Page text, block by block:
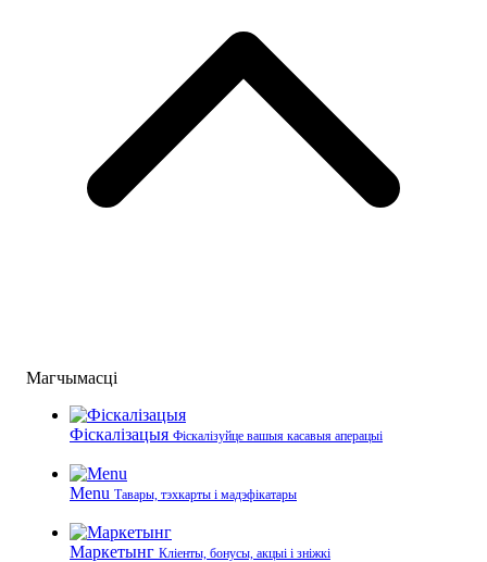
Магчымасці
Фіскалізацыя Фіскалізуйце вашыя касавыя аперацыі
Menu Тавары, тэхкарты і мадэфікатары
Маркетынг Кліенты, бонусы, акцыі і зніжкі